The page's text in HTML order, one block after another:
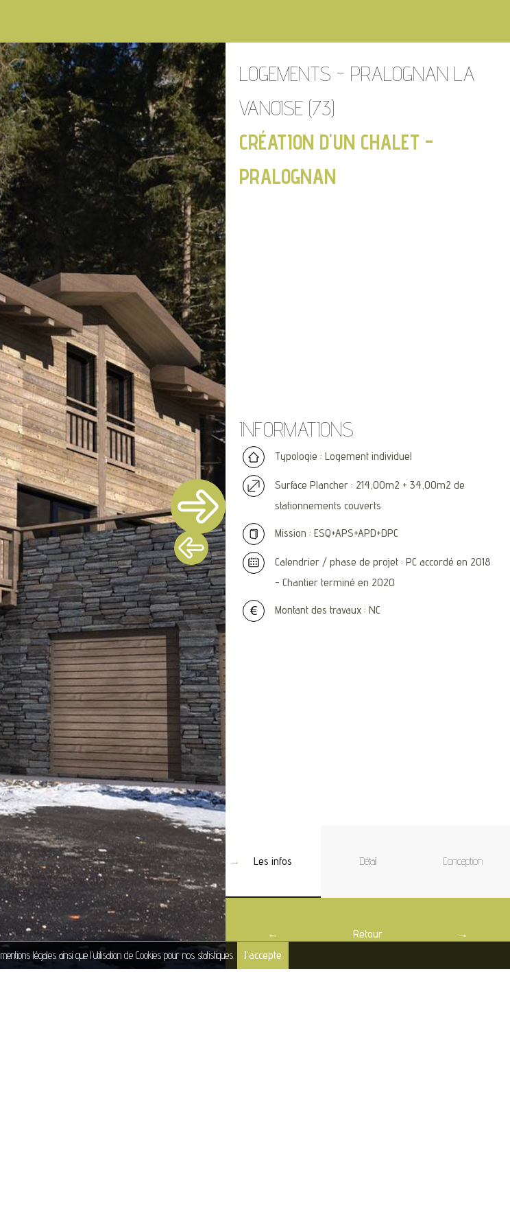
LOGEMENTS - PRALOGNAN LA
VANOISE (73)
CRÉATION D'UN CHALET -
PRALOGNAN
INFORMATIONS
Typologie : Logement individuel
Surface Plancher : 214,00m2 + 34,00m2 de
stationnements couverts
Mission : ESQ+APS+APD+DPC
Calendrier / phase de projet : PC accordé en 2018
- Chantier terminé en 2020
Montant des travaux : NC
Les infos Détail Conception
← Retour →
mentions légales ainsi que l’utilisation de Cookies pour nos statistiques. J'accepte